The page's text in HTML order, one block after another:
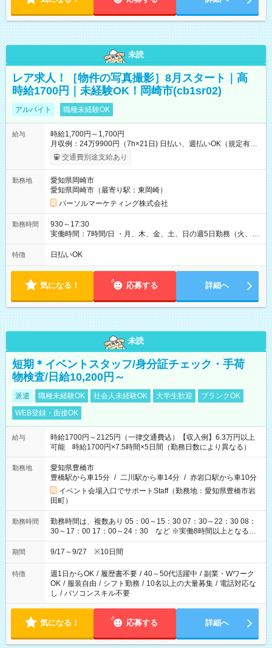
未読
レア求人！［物件の写真撮影］8月スタート｜高
時給1700円｜未経験OK！岡崎市(cb1sr02)
アルバイト 職種未経験OK
給与
時給1,700円～1,700円
月収例：24万9900円（7h×21日) 日払い、週払いOK（規定有
り） 【試用期間】試用期間なし
交通費別途支給あり
勤務地
愛知県岡崎市
愛知県岡崎市（最寄り駅：東岡崎）
パーソルマーケティング株式会社
勤務時間
930～17:30
実働時間：7時間/日 ・月、木、金、土、日の週5日勤務（火、水
は固定休です／夏季、年末年始等、長期休暇有り！） ・ワンシ
フト！ 残業ほぼナシ（0～5h/月）
特徴 日払いOK
気になる！ 応募する 詳細へ
未読
短期＊イベントスタッフ/身分証チェック・手荷
物検査/日給10,200円～
派遣 職種未経験OK 社会人未経験OK 大学生歓迎
ブランクOK
WEB登録・面接OK
給与
時給1700円～2125円（一律交通費込）【収入例】6.3万円以上
可能 時給1700円×7.5時間×5日間（勤務日数により異なる）
勤務地
愛知県豊橋市
豊橋駅から車15分 / 二川駅から車14分 / 赤岩口駅から車10分
イベント会場入口でサポートStaff（勤務地：愛知県豊橋市岩
田町）
勤務時間
勤務時間は、複数あり 05：00～15：30 07：30～22：30 08：
30～17：00 17：00～24：30 など ※実働8時間以上となる勤
務もあります。 【休憩】60分+他休憩あり 交替で取得します。
安全面に配慮しこまめな休憩があります。
期間 9/17～9/27 ※10日間
特徴 週1日からOK / 履歴書不要 / 40～50代活躍中 / 副業・Wワーク
OK / 服装自由 / シフト勤務 / 10名以上の大量募集 / 電話対応な
し / パソコンスキル不要
気になる！ 応募する 詳細へ